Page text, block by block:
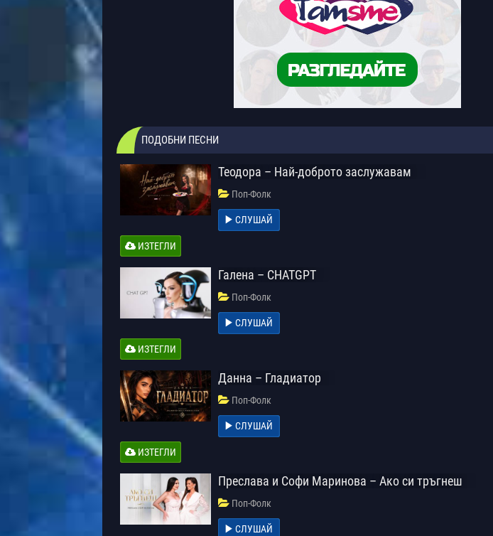
ПОДОБНИ ПЕСНИ
Теодора – Най-доброто заслужавам
Поп-Фолк
СЛУШАЙ
ИЗТЕГЛИ
Галена – CHATGPT
Поп-Фолк
СЛУШАЙ
ИЗТЕГЛИ
Данна – Гладиатор
Поп-Фолк
СЛУШАЙ
ИЗТЕГЛИ
Преслава и Софи Маринова – Ако си тръгнеш
Поп-Фолк
СЛУШАЙ